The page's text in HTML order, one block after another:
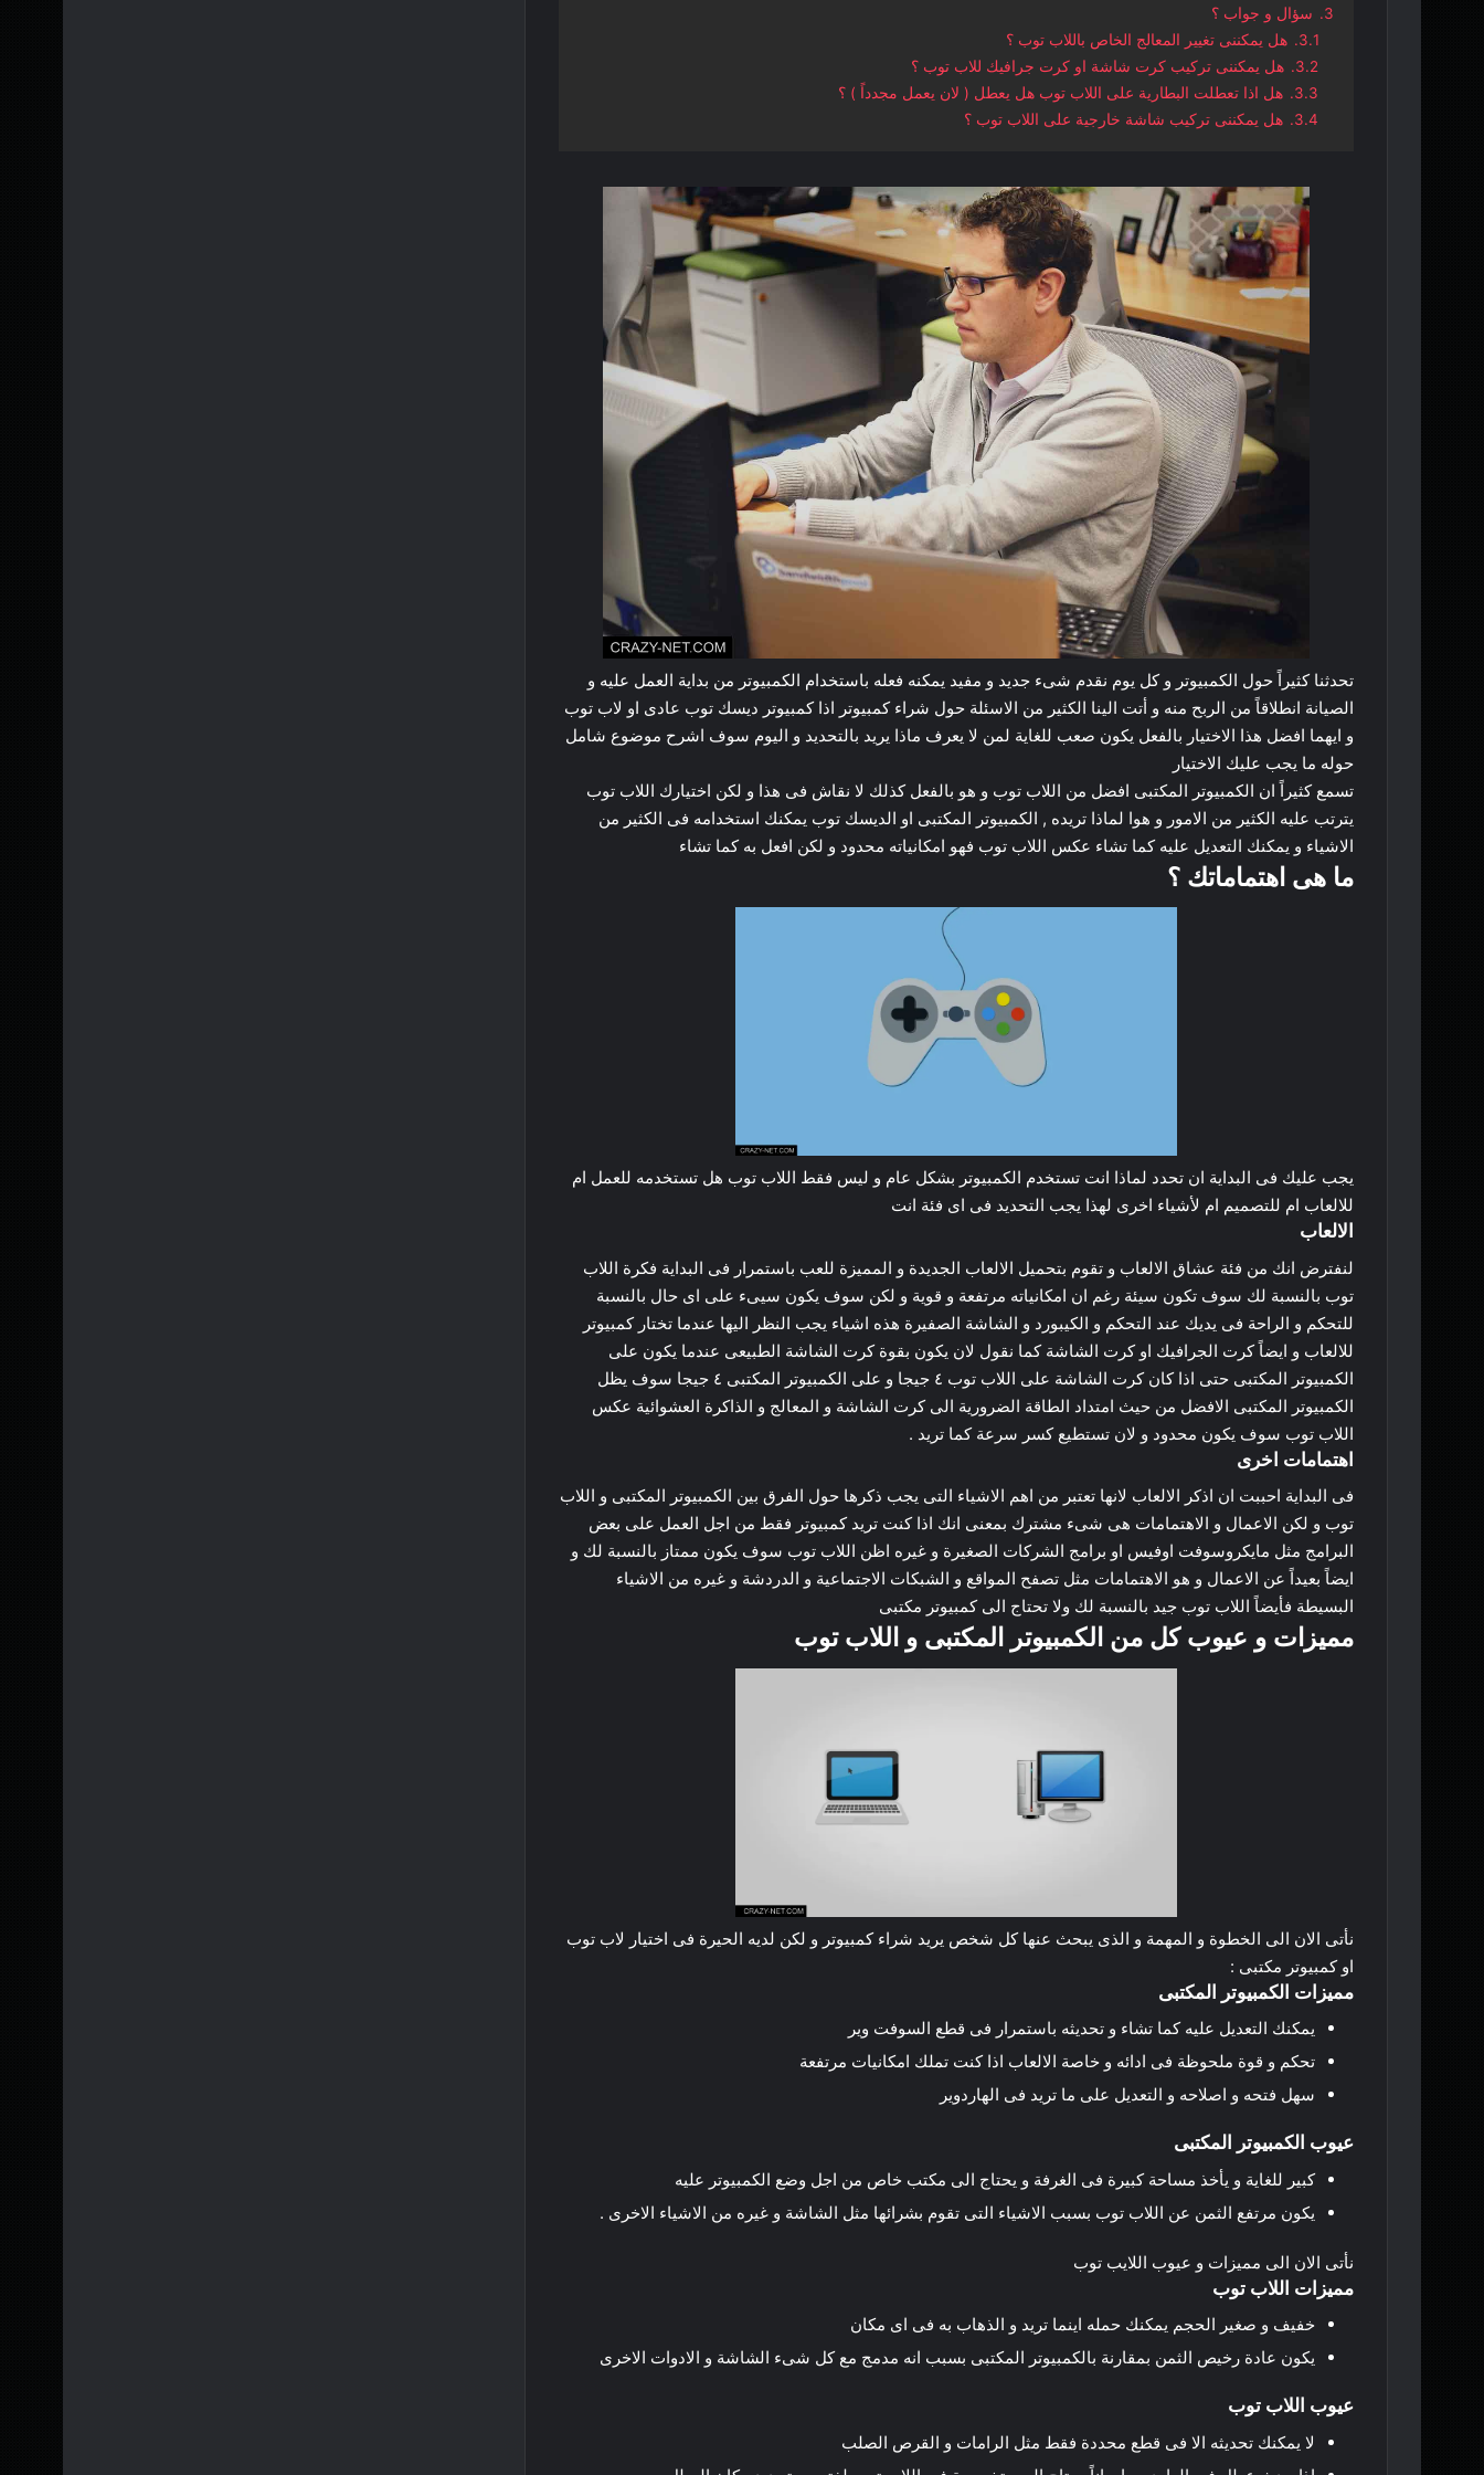
3.
سؤال و جواب ؟
3.1.
هل يمكننى تغيير المعالج الخاص باللاب توب ؟
3.2.
هل يمكننى تركيب كرت شاشة او كرت جرافيك للاب توب ؟
3.3.
هل اذا تعطلت البطارية على اللاب توب هل يعطل ( لان يعمل مجدداً ) ؟
3.4.
هل يمكننى تركيب شاشة خارجية على اللاب توب ؟
تحدثنا كثيراً حول الكمبيوتر و كل يوم نقدم شىء جديد و مفيد يمكنه فعله باستخدام الكمبيوتر من بداية العمل عليه و
الصيانة انطلاقاً من الربح منه و أتت الينا الكثير من الاسئلة حول شراء كمبيوتر اذا كمبيوتر ديسك توب عادى او لاب توب
و ايهما افضل هذا الاختيار بالفعل يكون صعب للغاية لمن لا يعرف ماذا يريد بالتحديد و اليوم سوف اشرح موضوع شامل
حوله ما يجب عليك الاختيار
تسمع كثيراً ان الكمبيوتر المكتبى افضل من اللاب توب و هو بالفعل كذلك لا نقاش فى هذا و لكن اختيارك اللاب توب
يترتب عليه الكثير من الامور و هوا لماذا تريده , الكمبيوتر المكتبى او الديسك توب يمكنك استخدامه فى الكثير من
الاشياء و يمكنك التعديل عليه كما تشاء عكس اللاب توب فهو امكانياته محدود و لكن افعل به كما تشاء
ما هى اهتماماتك ؟
يجب عليك فى البداية ان تحدد لماذا انت تستخدم الكمبيوتر بشكل عام و ليس فقط اللاب توب هل تستخدمه للعمل ام
للالعاب ام للتصميم ام لأشياء اخرى لهذا يجب التحديد فى اى فئة انت
الالعاب
لنفترض انك من فئة عشاق الالعاب و تقوم بتحميل الالعاب الجديدة و المميزة للعب باستمرار فى البداية فكرة اللاب
توب بالنسبة لك سوف تكون سيئة رغم ان امكانياته مرتفعة و قوية و لكن سوف يكون سيىء على اى حال بالنسبة
للتحكم و الراحة فى يديك عند التحكم و الكيبورد و الشاشة الصفيرة هذه اشياء يجب النظر اليها عندما تختار كمبيوتر
للالعاب و ايضاً كرت الجرافيك او كرت الشاشة كما نقول لان يكون بقوة كرت الشاشة الطبيعى عندما يكون على
الكمبيوتر المكتبى حتى اذا كان كرت الشاشة على اللاب توب ٤ جيجا و على الكمبيوتر المكتبى ٤ جيجا سوف يظل
الكمبيوتر المكتبى الافضل من حيث امتداد الطاقة الضرورية الى كرت الشاشة و المعالج و الذاكرة العشوائية عكس
اللاب توب سوف يكون محدود و لان تستطيع كسر سرعة كما تريد .
اهتمامات اخرى
فى البداية احببت ان اذكر الالعاب لانها تعتبر من اهم الاشياء التى يجب ذكرها حول الفرق بين الكمبيوتر المكتبى و اللاب
توب و لكن الاعمال و الاهتمامات هى شىء مشترك بمعنى انك اذا كنت تريد كمبيوتر فقط من اجل العمل على بعض
البرامج مثل مايكروسوفت اوفيس او برامج الشركات الصغيرة و غيره اظن اللاب توب سوف يكون ممتاز بالنسبة لك و
ايضاً بعيداً عن الاعمال و هو الاهتمامات مثل تصفح المواقع و الشبكات الاجتماعية و الدردشة و غيره من الاشياء
البسيطة فأيضاً اللاب توب جيد بالنسبة لك ولا تحتاج الى كمبيوتر مكتبى
مميزات و عيوب كل من الكمبيوتر المكتبى و اللاب توب
نأتى الان الى الخطوة و المهمة و الذى يبحث عنها كل شخص يريد شراء كمبيوتر و لكن لديه الحيرة فى اختيار لاب توب
او كمبيوتر مكتبى :
مميزات الكمبيوتر المكتبى
يمكنك التعديل عليه كما تشاء و تحديثه باستمرار فى قطع السوفت وير
تحكم و قوة ملحوظة فى ادائه و خاصة الالعاب اذا كنت تملك امكانيات مرتفعة
سهل فتحه و اصلاحه و التعديل على ما تريد فى الهاردوير
عيوب الكمبيوتر المكتبى
كبير للغاية و يأخذ مساحة كبيرة فى الغرفة و يحتاج الى مكتب خاص من اجل وضع الكمبيوتر عليه
يكون مرتفع الثمن عن اللاب توب بسبب الاشياء التى تقوم بشرائها مثل الشاشة و غيره من الاشياء الاخرى .
نأتى الان الى مميزات و عيوب اللايب توب
مميزات اللاب توب
خفيف و صغير الحجم يمكنك حمله اينما تريد و الذهاب به فى اى مكان
يكون عادة رخيص الثمن بمقارنة بالكمبيوتر المكتبى بسبب انه مدمج مع كل شىء الشاشة و الادوات الاخرى
عيوب اللاب توب
لا يمكنك تحديثه الا فى قطع محددة فقط مثل الرامات و القرص الصلب